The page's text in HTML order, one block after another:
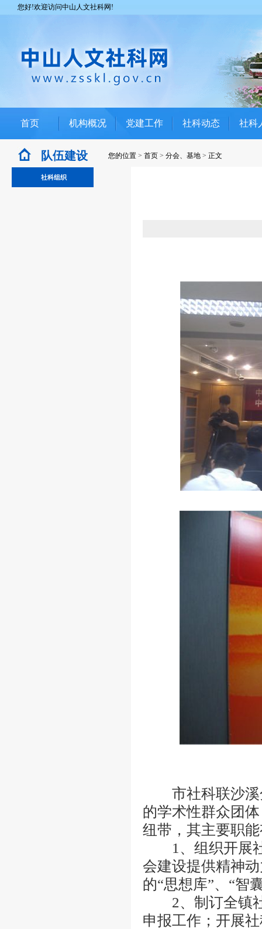
您好!欢迎访问中山人文社科网!
首页 机构概况 党建工作 社科动态 社科
队伍建设 您的位置 > 首页 > 分会、基地 > 正文
社科组织
市社科联沙溪
的学术性群众团
纽带，其主要职
1、组织开展社
会建设提供精神
的“思想库”、“智
2、制订全镇社
申报工作；开展